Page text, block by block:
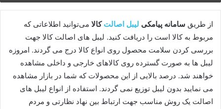
از طریق سامانه پیامکی لیبل اصالت کالا می‌توانید اطلاعاتی که
مربوط به کالا است را دریافت کنید. لیبل ‌های اصالت کالا جهت
بررسی کردن سلامت محصول روی انواع کالا درج می‌ گردند. امروزه
لیبل‌ ها به صورت گسترده روی کالاهای خارجی و داخلی مشاهده
خواهند شد. درصد بالایی از این محصولات که شما در بازار مشاهده
می ‌نمایید بدون لیبل توزیع نمی‌ گردند. استفاده از انواع لیبل‌ های
اصالت یک روش مناسب جهت ارتباط بین نهاد نظارتی و مردم